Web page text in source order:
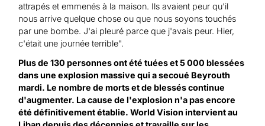
attrapés et emmenés à la maison. Ils avaient peur qu'il
nous arrive quelque chose ou que nous soyons touchés
par une bombe. J'ai pleuré parce que j'avais peur. Hier,
c'était une journée terrible".
Plus de 130 personnes ont été tuées et 5 000 blessées
dans une explosion massive qui a secoué Beyrouth
mardi. Le nombre de morts et de blessés continue
d'augmenter. La cause de l'explosion n'a pas encore
été définitivement établie. World Vision intervient au